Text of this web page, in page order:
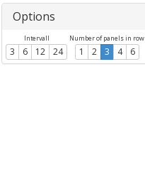
Options
Intervall
3 6 12 24
Number of panels in row
1 2 3 4 6